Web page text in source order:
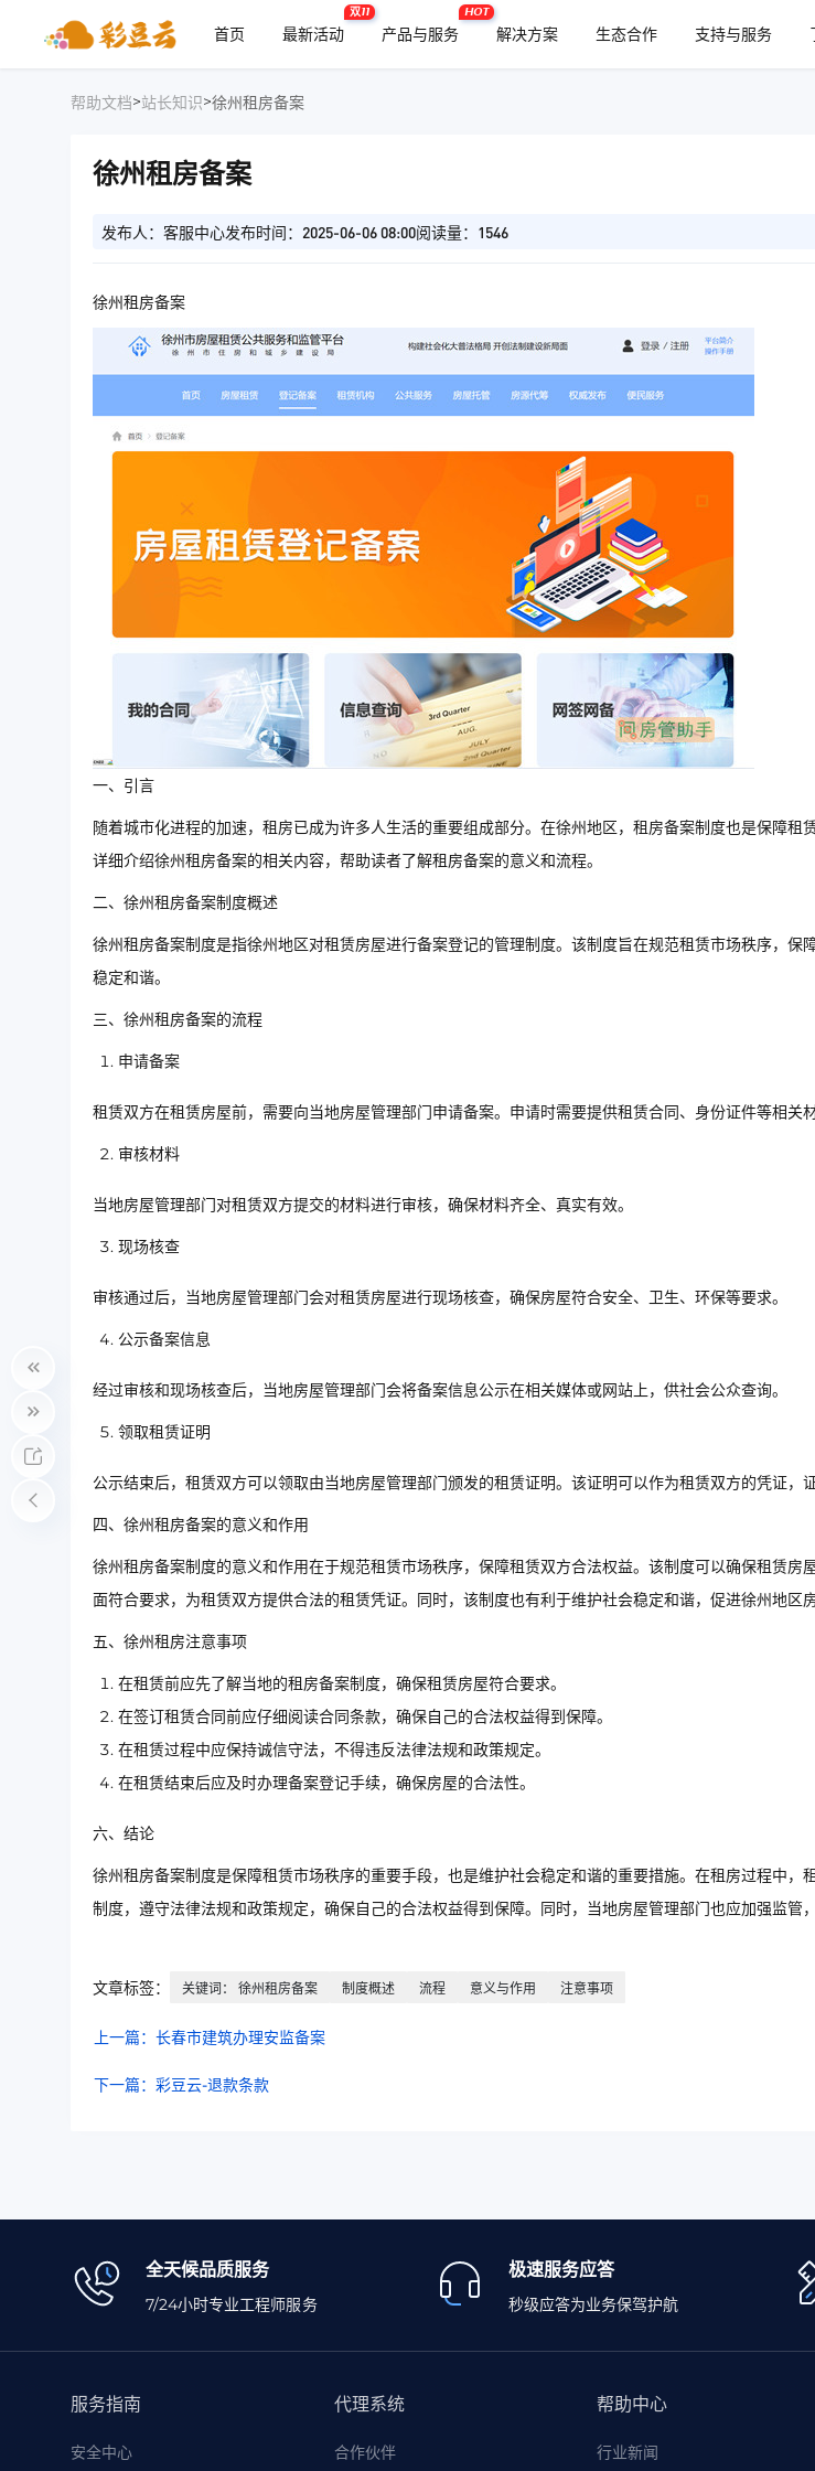
首页 最新活动
双11
产品与服务
HOT
解决方案 生态合作 支持与服务
帮助文档>站长知识>徐州租房备案
徐州租房备案
发布人：客服中心发布时间：2025-06-06 08:00阅读量：1546
徐州租房备案
一、引言
随着城市化进程的加速，租房已成为许多人生活的重要组成部分。在徐州地区，租房备案制度也是保障租
详细介绍徐州租房备案的相关内容，帮助读者了解租房备案的意义和流程。
二、徐州租房备案制度概述
徐州租房备案制度是指徐州地区对租赁房屋进行备案登记的管理制度。该制度旨在规范租赁市场秩序，保
稳定和谐。
三、徐州租房备案的流程
申请备案
租赁双方在租赁房屋前，需要向当地房屋管理部门申请备案。申请时需要提供租赁合同、身份证件等相关材
审核材料
当地房屋管理部门对租赁双方提交的材料进行审核，确保材料齐全、真实有效。
现场核查
审核通过后，当地房屋管理部门会对租赁房屋进行现场核查，确保房屋符合安全、卫生、环保等要求。
公示备案信息
经过审核和现场核查后，当地房屋管理部门会将备案信息公示在相关媒体或网站上，供社会公众查询。
领取租赁证明
公示结束后，租赁双方可以领取由当地房屋管理部门颁发的租赁证明。该证明可以作为租赁双方的凭证，
四、徐州租房备案的意义和作用
徐州租房备案制度的意义和作用在于规范租赁市场秩序，保障租赁双方合法权益。该制度可以确保租赁房
面符合要求，为租赁双方提供合法的租赁凭证。同时，该制度也有利于维护社会稳定和谐，促进徐州地区
五、徐州租房注意事项
在租赁前应先了解当地的租房备案制度，确保租赁房屋符合要求。
在签订租赁合同前应仔细阅读合同条款，确保自己的合法权益得到保障。
在租赁过程中应保持诚信守法，不得违反法律法规和政策规定。
在租赁结束后应及时办理备案登记手续，确保房屋的合法性。
六、结论
徐州租房备案制度是保障租赁市场秩序的重要手段，也是维护社会稳定和谐的重要措施。在租房过程中，
制度，遵守法律法规和政策规定，确保自己的合法权益得到保障。同时，当地房屋管理部门也应加强监管
文章标签： 关键词： 徐州租房备案 制度概述 流程 意义与作用 注意事项
上一篇：长春市建筑办理安监备案
下一篇：彩豆云-退款条款
全天候品质服务
7/24小时专业工程师服务
极速服务应答
秒级应答为业务保驾护航
服务指南
安全中心
代理系统
合作伙伴
帮助中心
行业新闻